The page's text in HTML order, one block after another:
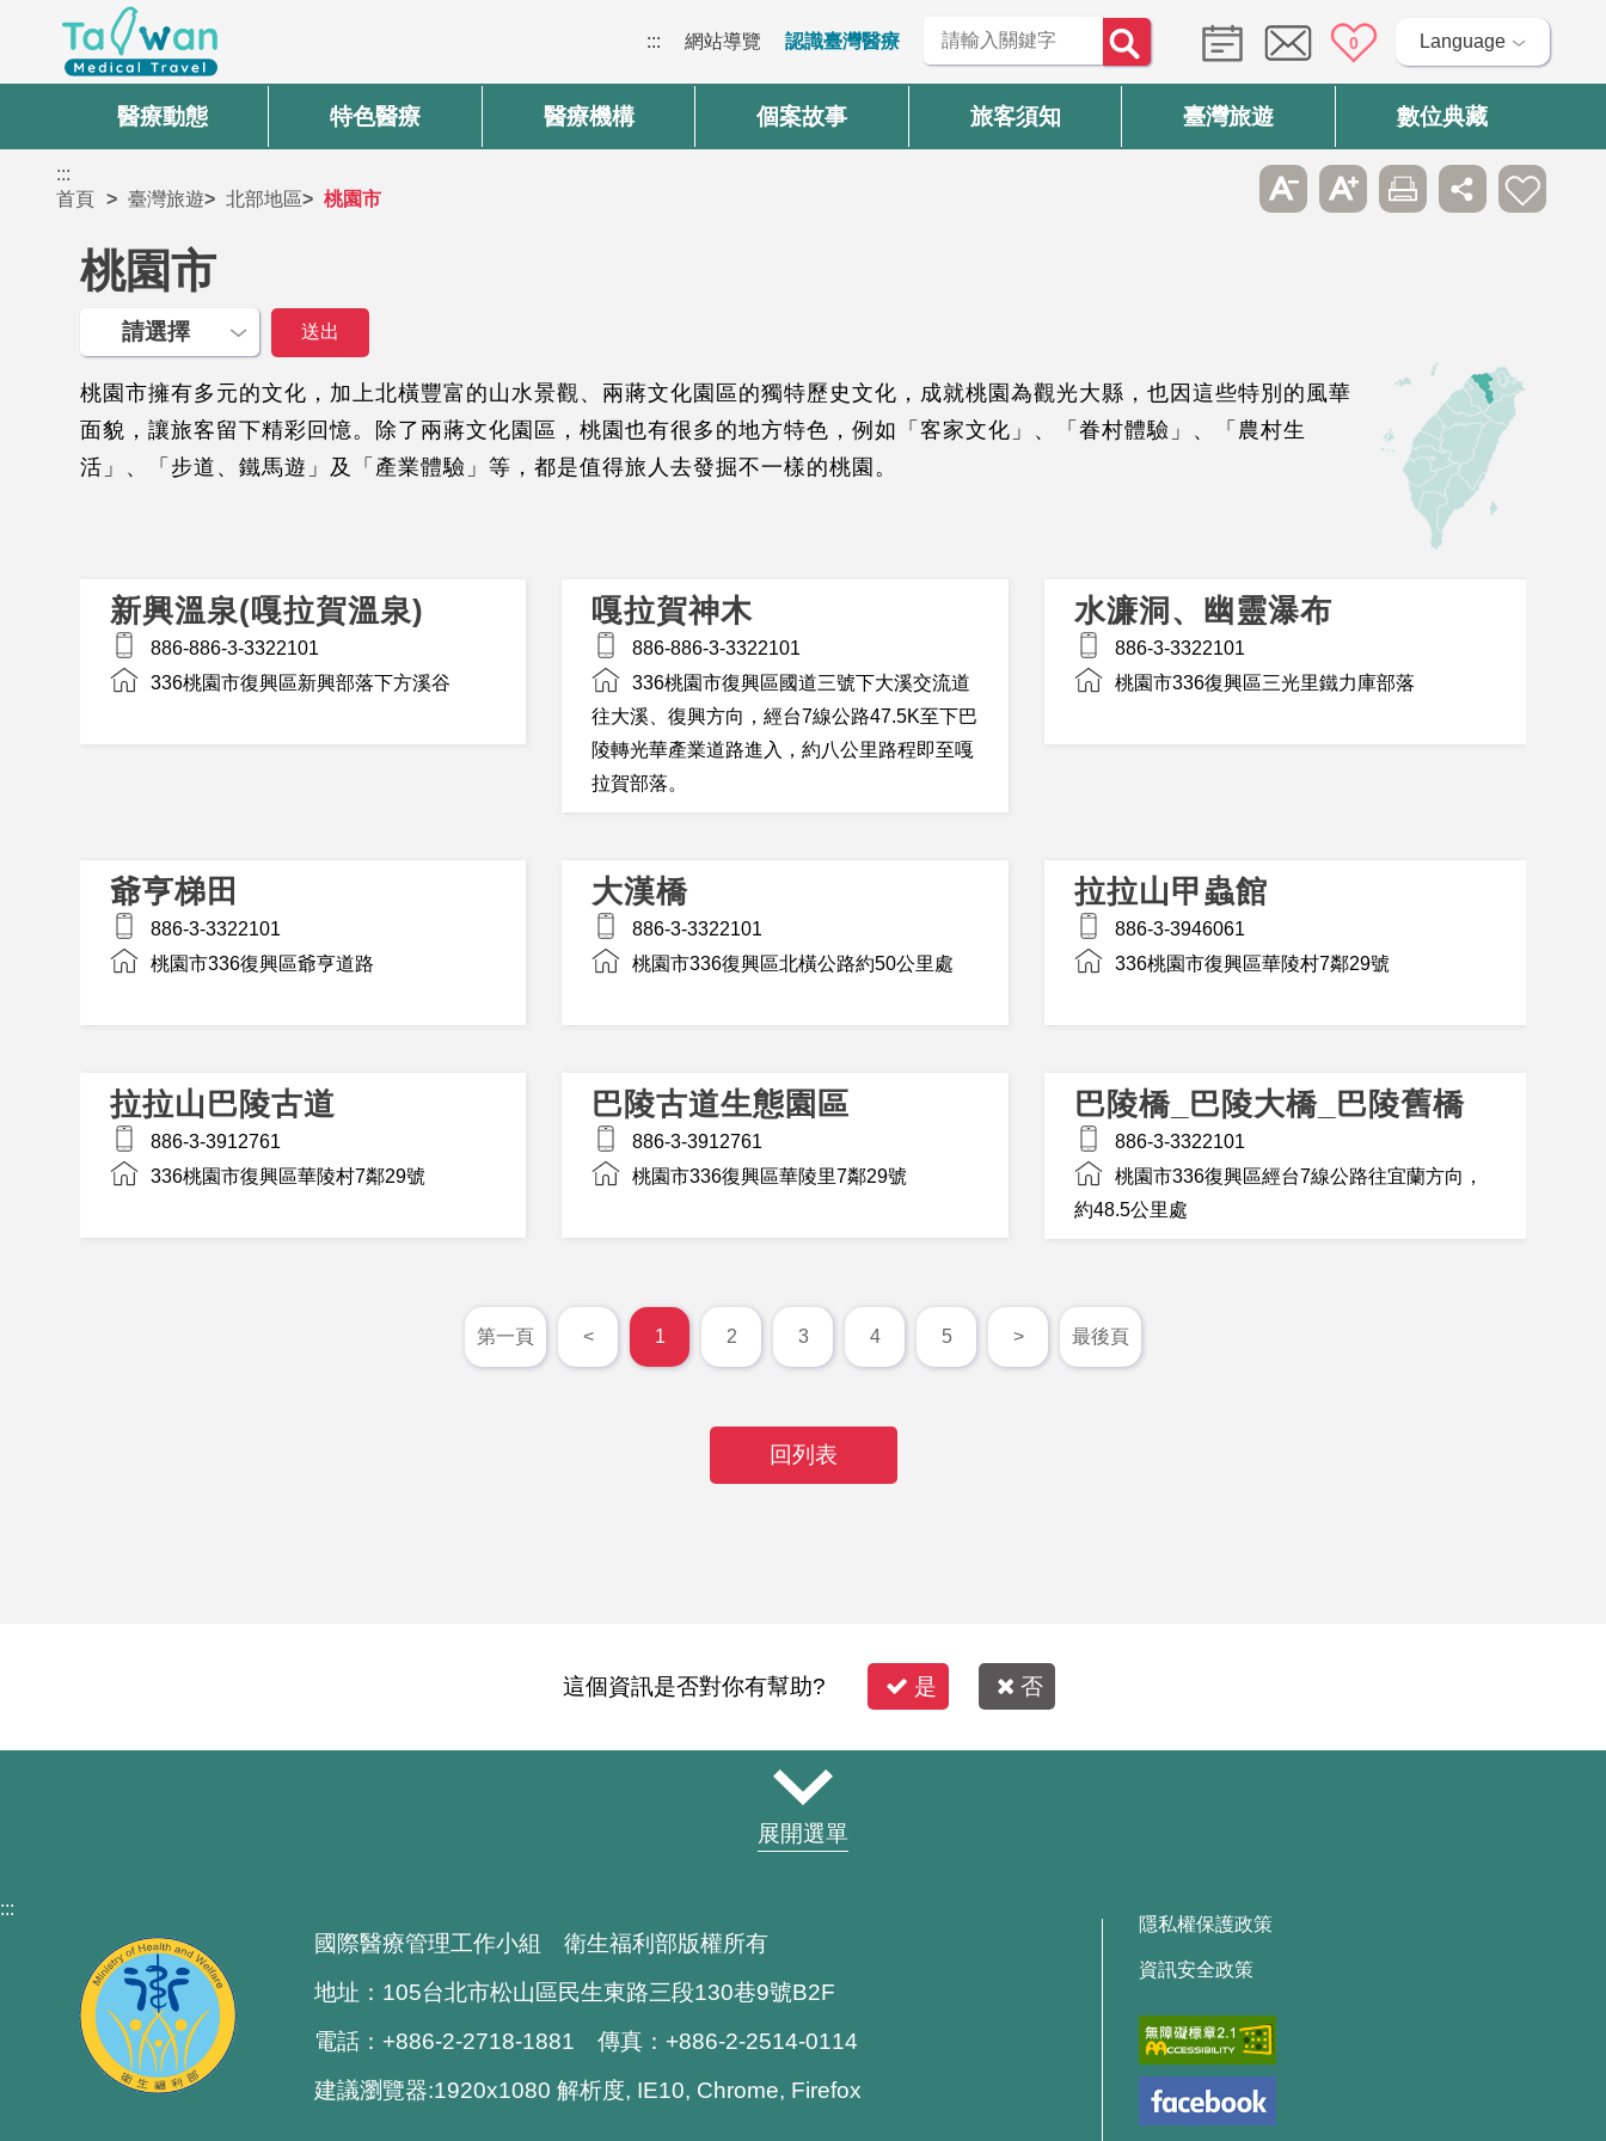
::: 網站導覽 認識臺灣醫療 0 Language
醫療動態 特色醫療 醫療機構 個案故事 旅客須知 臺灣旅遊 數位典藏
:::
首頁
臺灣旅遊 北部地區 桃園市
桃園市
桃園市擁有多元的文化，加上北橫豐富的山水景觀、兩蔣文化園區的獨特歷史文化，成就桃園為觀光大縣，也因這些特別的風華
面貌，讓旅客留下精彩回憶。除了兩蔣文化園區，桃園也有很多的地方特色，例如「客家文化」、「眷村體驗」、「農村生
活」、「步道、鐵馬遊」及「產業體驗」等，都是值得旅人去發掘不一樣的桃園。
新興溫泉(嘎拉賀溫泉)
886-886-3-3322101
336桃園市復興區新興部落下方溪谷
嘎拉賀神木
886-886-3-3322101
336桃園市復興區國道三號下大溪交流道
往大溪、復興方向，經台7線公路47.5K至下巴
陵轉光華產業道路進入，約八公里路程即至嘎
拉賀部落。
水濂洞、幽靈瀑布
886-3-3322101
桃園市336復興區三光里鐵力庫部落
爺亨梯田
886-3-3322101
桃園市336復興區爺亨道路
大漢橋
886-3-3322101
桃園市336復興區北橫公路約50公里處
拉拉山甲蟲館
886-3-3946061
336桃園市復興區華陵村7鄰29號
拉拉山巴陵古道
886-3-3912761
336桃園市復興區華陵村7鄰29號
巴陵古道生態園區
886-3-3912761
桃園市336復興區華陵里7鄰29號
巴陵橋_巴陵大橋_巴陵舊橋
886-3-3322101
桃園市336復興區經台7線公路往宜蘭方向，
約48.5公里處
第一頁 < 1 2 3 4 5 > 最後頁
回列表
這個資訊是否對你有幫助? 是 否
展開選單
:::
國際醫療管理工作小組 衛生福利部版權所有
地址：105台北市松山區民生東路三段130巷9號B2F
電話：+886-2-2718-1881 傳真：+886-2-2514-0114
建議瀏覽器:1920x1080 解析度, IE10, Chrome, Firefox
隱私權保護政策
資訊安全政策